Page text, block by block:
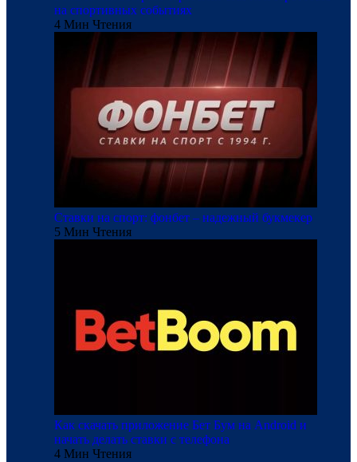
на спортивных событиях
4 Мин Чтения
Ставки на спорт: фонбет – надежный букмекер
5 Мин Чтения
Как скачать приложение Бет Бум на Android и
начать делать ставки с телефона
4 Мин Чтения